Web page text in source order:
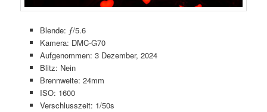
Blende: ƒ/5.6
Kamera: DMC-G70
Aufgenommen: 3 Dezember, 2024
Blitz: Nein
Brennweite: 24mm
ISO: 1600
Verschlusszeit: 1/50s